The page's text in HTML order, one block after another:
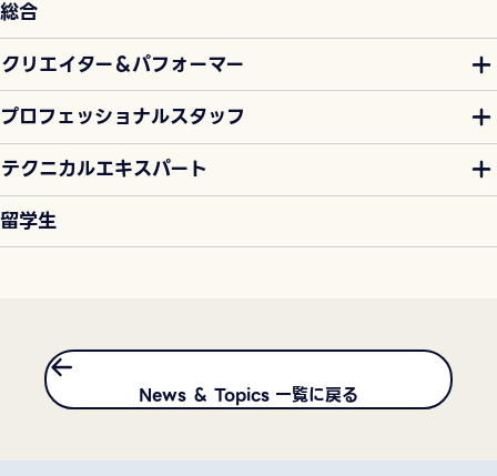
総合
クリエイター＆パフォーマー
プロフェッショナルスタッフ
テクニカルエキスパート
留学生
News ＆ Topics 一覧に戻る